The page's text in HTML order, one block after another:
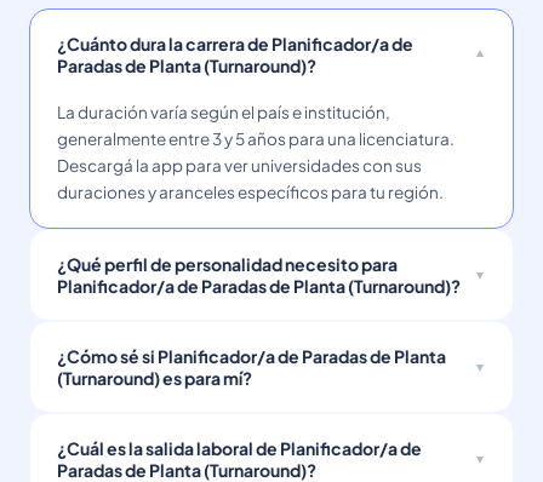
¿Cuánto dura la carrera de Planificador/a de
Paradas de Planta (Turnaround)?
La duración varía según el país e institución,
generalmente entre 3 y 5 años para una licenciatura.
Descargá la app para ver universidades con sus
duraciones y aranceles específicos para tu región.
¿Qué perfil de personalidad necesito para
Planificador/a de Paradas de Planta (Turnaround)?
¿Cómo sé si Planificador/a de Paradas de Planta
(Turnaround) es para mí?
¿Cuál es la salida laboral de Planificador/a de
Paradas de Planta (Turnaround)?